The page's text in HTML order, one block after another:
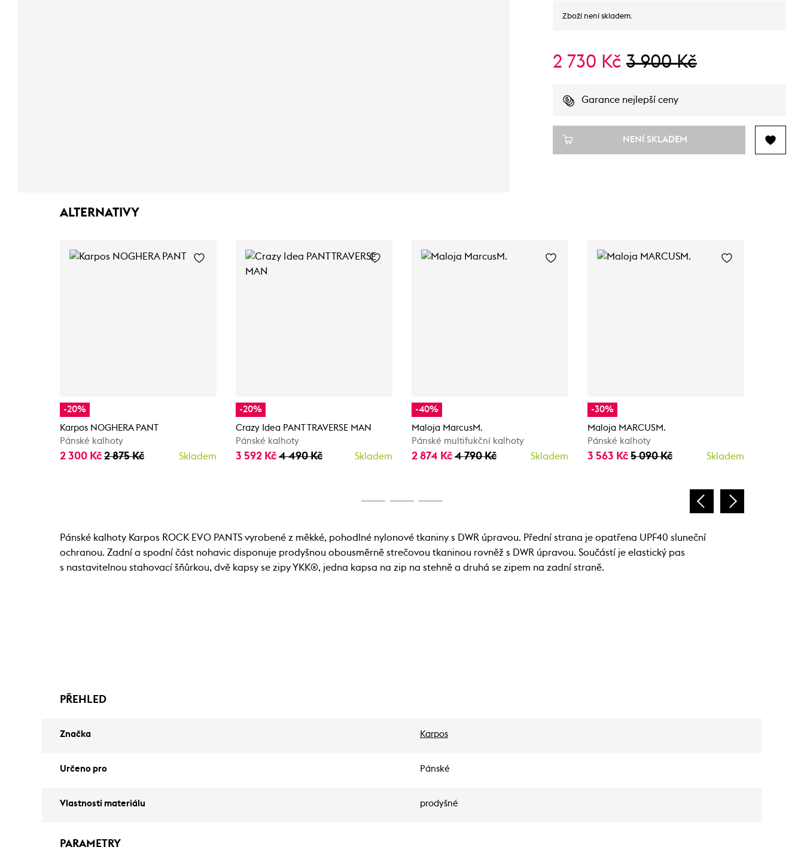
Zboží není skladem.
2 730 Kč 3 900 Kč
Garance nejlepší ceny
NENÍ SKLADEM
ALTERNATIVY
-20%
Karpos NOGHERA PANT
Pánské kalhoty
2 300 Kč 2 875 Kč Skladem
-20%
Crazy Idea PANT TRAVERSE MAN
Pánské kalhoty
3 592 Kč 4 490 Kč Skladem
-40%
Maloja MarcusM.
Pánské multifukční kalhoty
2 874 Kč 4 790 Kč Skladem
-30%
Maloja MARCUSM.
Pánské kalhoty
3 563 Kč 5 090 Kč Skladem
Pánské kalhoty Karpos ROCK EVO PANTS vyrobené z měkké, pohodlné nylonové tkaniny s DWR úpravou. Přední strana je opatřena UPF40 sluneční
ochranou. Zadní a spodní část nohavic disponuje prodyšnou obousměrně strečovou tkaninou rovněž s DWR úpravou. Součástí je elastický pas
s nastavitelnou stahovací šňůrkou, dvě kapsy se zipy YKK®, jedna kapsa na zip na stehně a druhá se zipem na zadní straně.
PŘEHLED
Značka Karpos
Určeno pro Pánské
Vlastnosti materiálu prodyšné
PARAMETRY